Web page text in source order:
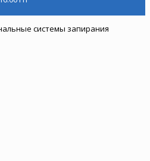
системы запирания